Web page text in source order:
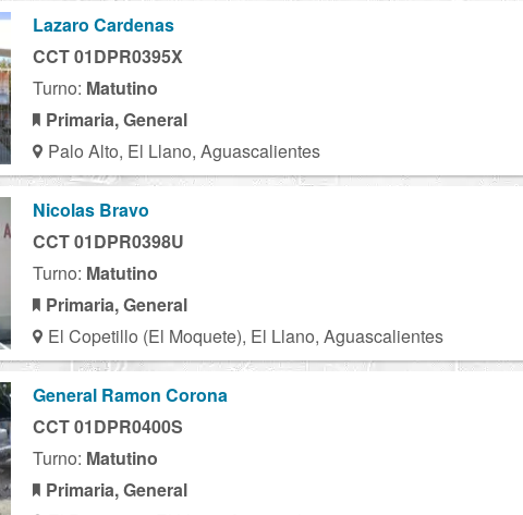
Lazaro Cardenas
CCT 01DPR0395X
Turno: Matutino
Primaria, General
Palo Alto, El Llano, Aguascalientes
Nicolas Bravo
CCT 01DPR0398U
Turno: Matutino
Primaria, General
El Copetillo (El Moquete), El Llano, Aguascalientes
General Ramon Corona
CCT 01DPR0400S
Turno: Matutino
Primaria, General